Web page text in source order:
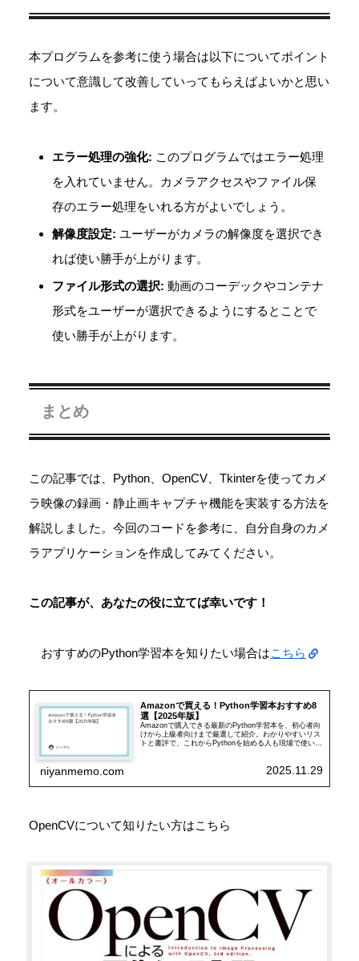
本プログラムを参考に使う場合は以下についてポイント
について意識して改善していってもらえばよいかと思い
ます。
エラー処理の強化: このプログラムではエラー処理
を入れていません。カメラアクセスやファイル保
存のエラー処理をいれる方がよいでしょう。
解像度設定: ユーザーがカメラの解像度を選択でき
れば使い勝手が上がります。
ファイル形式の選択: 動画のコーデックやコンテナ
形式をユーザーが選択できるようにするとことで
使い勝手が上がります。
まとめ
この記事では、Python、OpenCV、Tkinterを使ってカメ
ラ映像の録画・静止画キャプチャ機能を実装する方法を
解説しました。今回のコードを参考に、自分自身のカメ
ラアプリケーションを作成してみてください。
この記事が、あなたの役に立てば幸いです！
おすすめのPython学習本を知りたい場合はこちら
Amazonで買える！Python学習本おすすめ8
選【2025年版】
Amazonで購入できる最新のPython学習本を、初心者向
けから上級者向けまで厳選して紹介。わかりやすいリス
トと書評で、これからPythonを始める人も現場で使いた
niyanmemo.com 2025.11.29
OpenCVについて知りたい方はこちら